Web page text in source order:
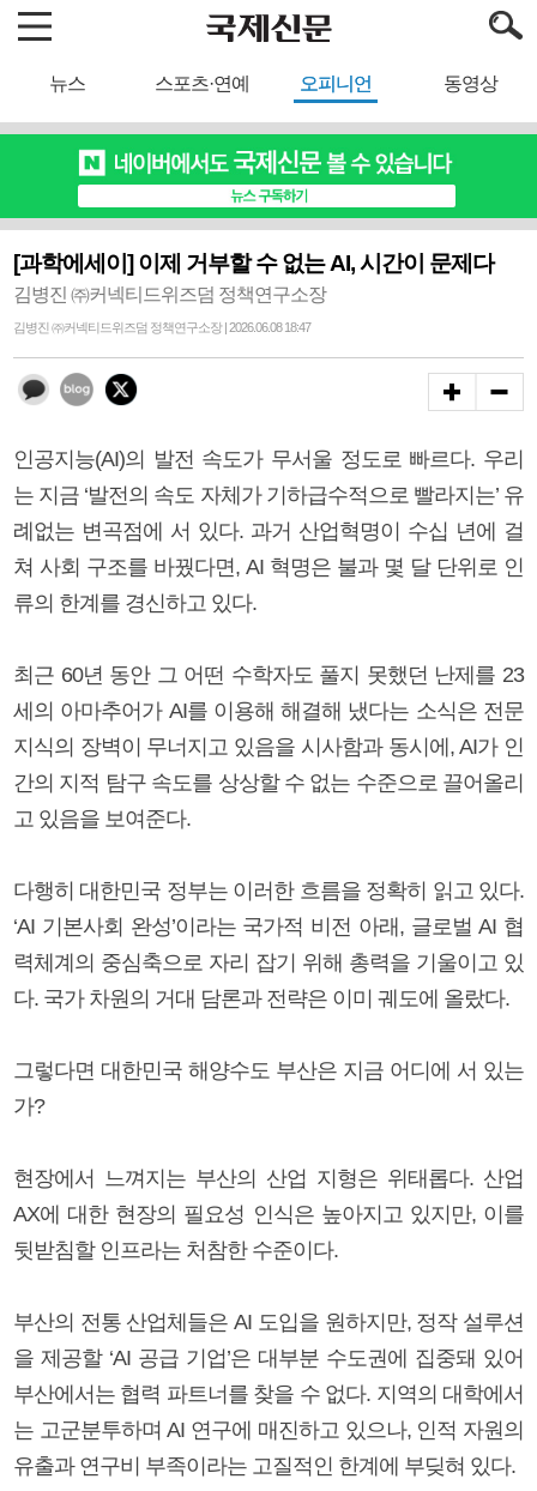
뉴스 스포츠·연예 오피니언 동영상
[과학에세이] 이제 거부할 수 없는 AI, 시간이 문제다
김병진 ㈜커넥티드위즈덤 정책연구소장
김병진 ㈜커넥티드위즈덤 정책연구소장 | 2026.06.08 18:47
인공지능(AI)의 발전 속도가 무서울 정도로 빠르다. 우리
는 지금 ‘발전의 속도 자체가 기하급수적으로 빨라지는’ 유
례없는 변곡점에 서 있다. 과거 산업혁명이 수십 년에 걸
쳐 사회 구조를 바꿨다면, AI 혁명은 불과 몇 달 단위로 인
류의 한계를 경신하고 있다.
최근 60년 동안 그 어떤 수학자도 풀지 못했던 난제를 23
세의 아마추어가 AI를 이용해 해결해 냈다는 소식은 전문
지식의 장벽이 무너지고 있음을 시사함과 동시에, AI가 인
간의 지적 탐구 속도를 상상할 수 없는 수준으로 끌어올리
고 있음을 보여준다.
다행히 대한민국 정부는 이러한 흐름을 정확히 읽고 있다.
‘AI 기본사회 완성’이라는 국가적 비전 아래, 글로벌 AI 협
력체계의 중심축으로 자리 잡기 위해 총력을 기울이고 있
다. 국가 차원의 거대 담론과 전략은 이미 궤도에 올랐다.
그렇다면 대한민국 해양수도 부산은 지금 어디에 서 있는
가?
현장에서 느껴지는 부산의 산업 지형은 위태롭다. 산업
AX에 대한 현장의 필요성 인식은 높아지고 있지만, 이를
뒷받침할 인프라는 처참한 수준이다.
부산의 전통 산업체들은 AI 도입을 원하지만, 정작 설루션
을 제공할 ‘AI 공급 기업’은 대부분 수도권에 집중돼 있어
부산에서는 협력 파트너를 찾을 수 없다. 지역의 대학에서
는 고군분투하며 AI 연구에 매진하고 있으나, 인적 자원의
유출과 연구비 부족이라는 고질적인 한계에 부딪혀 있다.